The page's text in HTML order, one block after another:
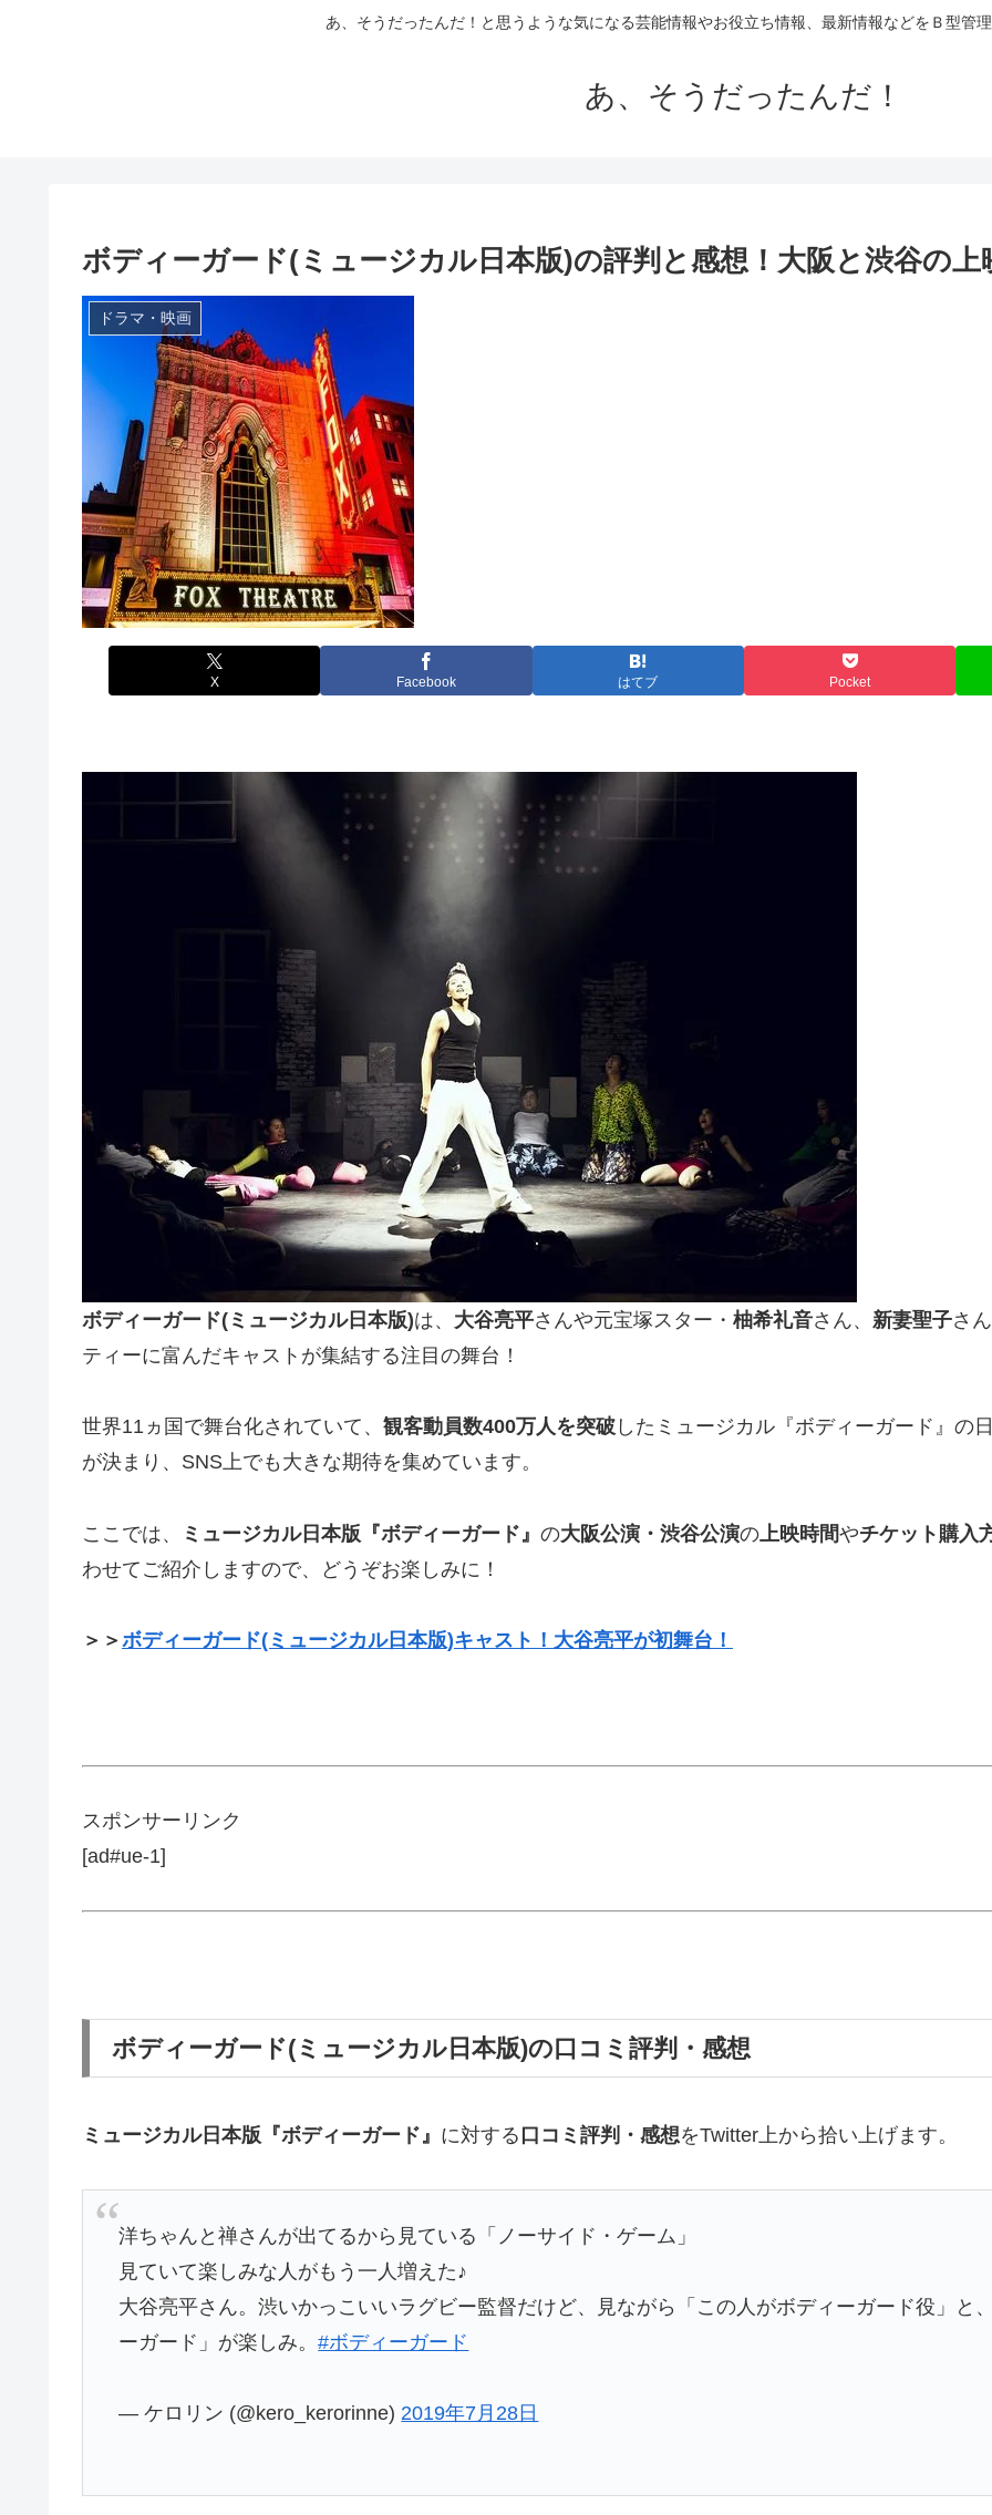
あ、そうだったんだ！と思うような気になる芸能情報やお役立ち情報、最新情報などをＢ型管
あ、そうだったんだ！
ボディーガード(ミュージカル日本版)の評判と感想！大阪と渋谷の上
ドラマ・映画
X Facebook はてブ Pocket
ボディーガード(ミュージカル日本版)は、 大谷亮平さんや元宝塚スター・ 柚希礼音さん、 新妻聖子さ
ティーに富んだキャストが集結する注目の舞台！
世界11ヵ国で舞台化されていて、 観客動員数400万人を突破 したミュージカル『ボディーガード』の
が決まり、SNS上でも大きな期待を集めています。
ここでは、 ミュージカル日本版『ボディーガード』 の大阪公演・渋谷公演の 上映時間やチケット購入
わせてご紹介しますので、どうぞお楽しみに！
＞＞ボディーガード(ミュージカル日本版)キャスト！大谷亮平が初舞台！
スポンサーリンク
[ad#ue-1]
ボディーガード(ミュージカル日本版)の口コミ評判・感想
ミュージカル日本版『ボディーガード』 に対する 口コミ評判・感想をTwitter上から拾い上げます。
洋ちゃんと禅さんが出てるから見ている「ノーサイド・ゲーム」
見ていて楽しみな人がもう一人増えた♪
大谷亮平さん。渋いかっこいいラグビー監督だけど、見ながら「この人がボディーガード役」と
ーガード」が楽しみ。#ボディーガード
— ケロリン (@kero_kerorinne) 2019年7月28日